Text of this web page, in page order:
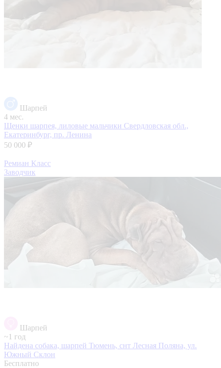
Шарпей
4 мес.
Щенки шарпея, лиловые мальчики Свердловская обл.,
Екатеринбург, пр. Ленина
50 000 ₽
Ремиан Класс
Заводчик
Шарпей
~1 год
Найдена собака, шарпей Тюмень, снт Лесная Поляна, ул.
Южный Склон
Бесплатно